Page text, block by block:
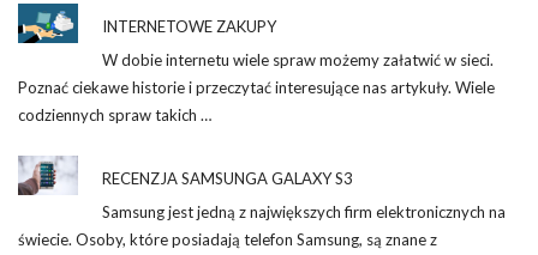
INTERNETOWE ZAKUPY
W dobie internetu wiele spraw możemy załatwić w sieci.
Poznać ciekawe historie i przeczytać interesujące nas artykuły. Wiele
codziennych spraw takich …
RECENZJA SAMSUNGA GALAXY S3
Samsung jest jedną z największych firm elektronicznych na
świecie. Osoby, które posiadają telefon Samsung, są znane z